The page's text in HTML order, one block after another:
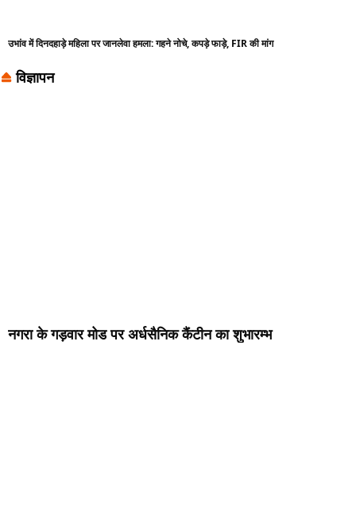
उभांव में दिनदहाड़े महिला पर जानलेवा हमला: गहने नोचे, कपड़े फाड़े, FIR की मांग
विज्ञापन
नगरा के गड़वार मोड पर अर्धसैनिक कैंटीन का शुभारम्भ